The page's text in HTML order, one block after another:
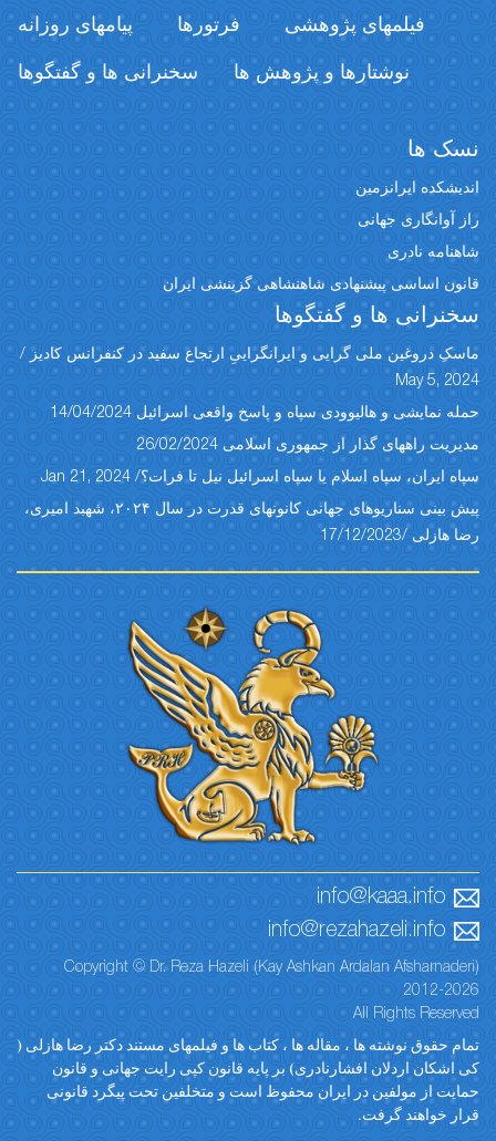
فیلمهای پژوهشی فرتورها پیامهای روزانه
نوشتارها و پژوهش ها سخنرانی ها و گفتگوها
نسک ها
اندیشکده ایرانزمین
راز آوانگاری جهانی
شاهنامه نادری
قانون اساسی پیشنهادی شاهنشاهی گزینشی ایران
سخنرانی ها و گفتگوها
ماسکِ دروغین ملی گرایی و ایرانگراییِ ارتجاع سفید در کنفرانس کادیز /
May 5, 2024
حمله نمایشی و هالیوودی سپاه و پاسخ واقعی اسرائیل 14/04/2024
مدیریت راههای گذار از جمهوری اسلامی 26/02/2024
سپاه ایران، سپاه اسلام یا سپاه اسرائیل نیل تا فرات؟/ Jan 21, 2024
پیش بینی سناریوهای جهانی کانونهای قدرت در سال ۲۰۲۴، شهبد امیری،
رضا هازلی /17/12/2023
info@kaaa.info
info@rezahazeli.info
Copyright © Dr. Reza Hazeli (Kay Ashkan Ardalan Afsharnaderi)
2012-2026
All Rights Reserved
تمام حقوق نوشته ها ، مقاله ها ، کتاب ها و فیلمهای مستند دکتر رضا هازلی (
کی اشکان اردلان افشارنادری) بر پایه قانون کپی رایت جهانی و قانون
حمایت از مولفین در ایران محفوظ است و متخلفین تحت پیگرد قانونی
قرار خواهند گرفت.